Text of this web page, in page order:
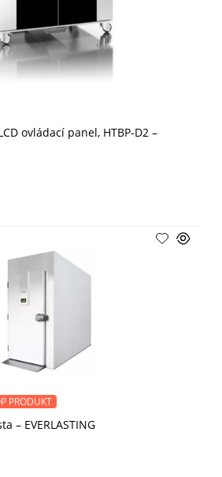
ovládací panel, HTBP-D2 –
– EVERLASTING
PRODUKT